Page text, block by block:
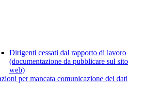
Dirigenti cessati dal rapporto di lavoro
(documentazione da pubblicare sul sito
web)
per mancata comunicazione dei dati